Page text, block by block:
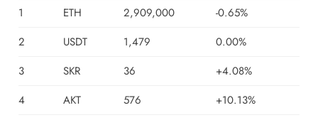
1
ETH 2,909,000
-0.65%
2
USDT 1,479
0.00%
3
SKR 36
+4.08%
4
AKT 576
+10.13%